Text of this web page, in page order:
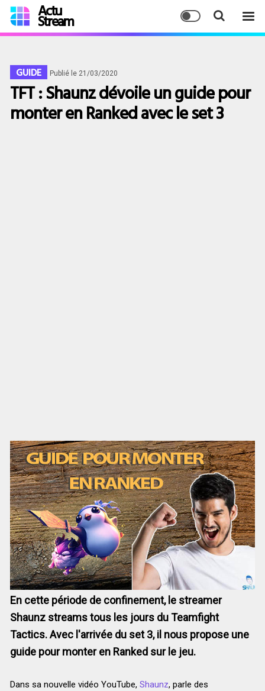
Actu
Stream
GUIDE Publié le 21/03/2020
TFT : Shaunz dévoile un guide pour
monter en Ranked avec le set 3
En cette période de confinement, le streamer
Shaunz streams tous les jours du Teamfight
Tactics. Avec l'arrivée du set 3, il nous propose une
guide pour monter en Ranked sur le jeu.
Dans sa nouvelle vidéo YouTube, Shaunz, parle des